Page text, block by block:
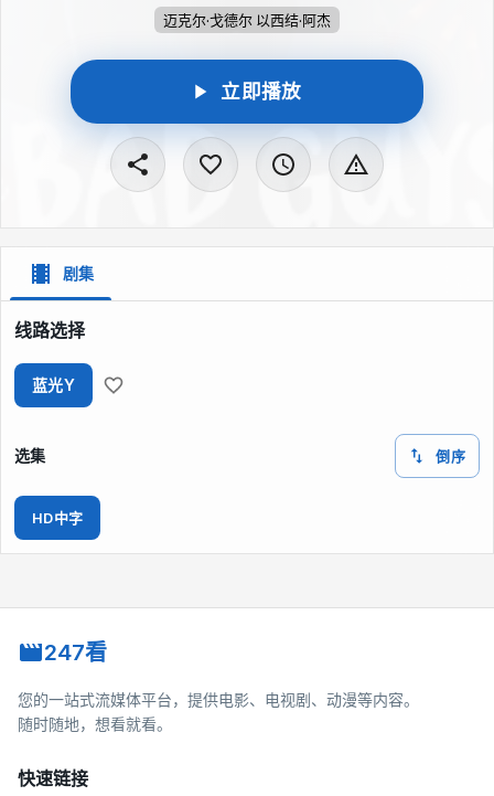
迈克尔·戈德尔 以西结·阿杰
立即播放
剧集
线路选择
蓝光Y
选集 倒序
HD中字
247看
您的一站式流媒体平台，提供电影、电视剧、动漫等内容。
随时随地，想看就看。
快速链接